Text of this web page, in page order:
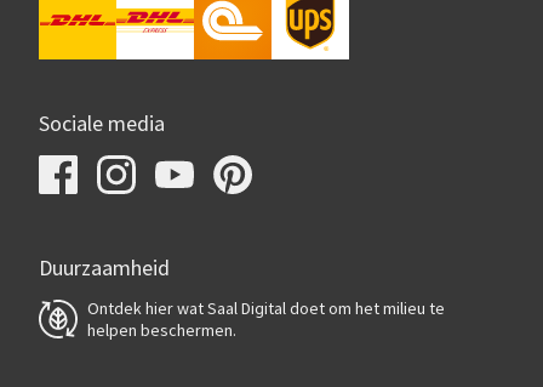
Sociale media
Duurzaamheid
Ontdek hier wat Saal Digital doet om het milieu te
helpen beschermen.